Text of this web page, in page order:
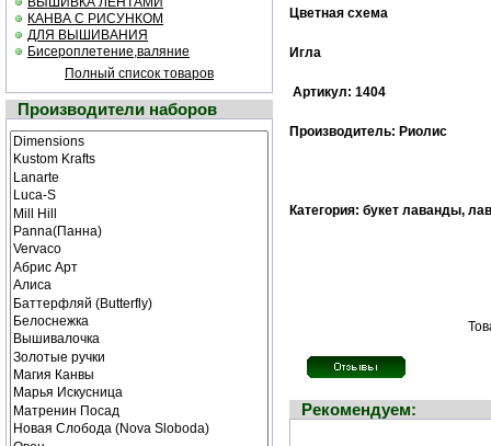
КАНВА С РИСУНКОМ
ДЛЯ ВЫШИВАНИЯ
Бисероплетение,валяние
Полный список товаров
Производители наборов
Цветная cхема
Игла
Артикул: 1404
Производитель: Риолис
Категория: букет лаванды,
Рекомендуем: